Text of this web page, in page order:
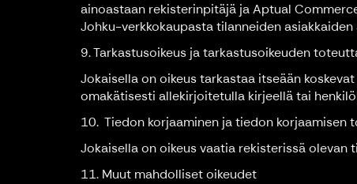
ainoastaan rekisterinpitäjä ja Aptual
Johku-verkkokaupasta tilanneiden
9. Tarkastusoikeus ja tarkastusoikeuden
Jokaisella on oikeus tarkastaa itseään
omakätisesti allekirjoitetulla kirjeellä tai
10. Tiedon korjaaminen ja tiedon korjaamisen
Jokaisella on oikeus vaatia rekisterissä
11. Muut mahdolliset oikeudet